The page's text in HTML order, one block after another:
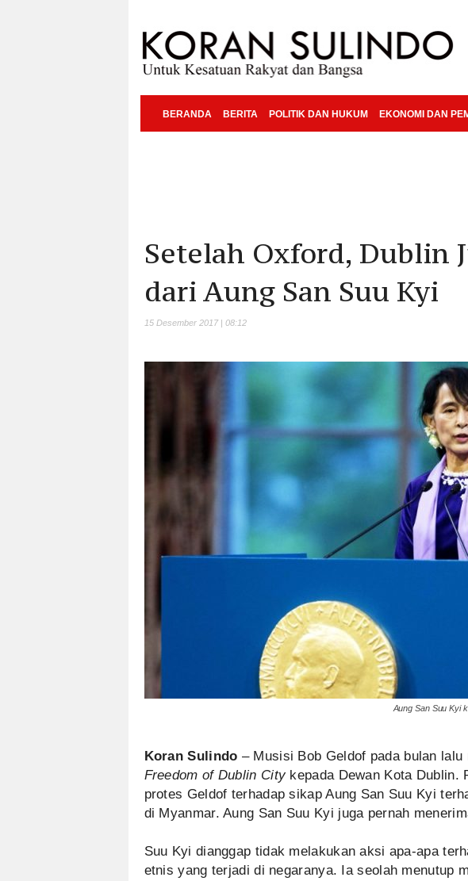
BERANDA BERITA POLITIK DAN HUKUM EKONOMI DAN
Setelah Oxford, Dublin
dari Aung San Suu Kyi
15 Desember 2017 | 08:12
Aung San Suu Kyi
Koran Sulindo – Musisi Bob Geldof pada bulan lalu
Freedom of Dublin Citykepada Dewan Kota Dublin.
protes Geldof terhadap sikap Aung San Suu Kyi
di Myanmar. Aung San Suu Kyi juga pernah
Suu Kyi dianggap tidak melakukan aksi apa-apa
etnis yang terjadi di negaranya. Ia seolah menutup